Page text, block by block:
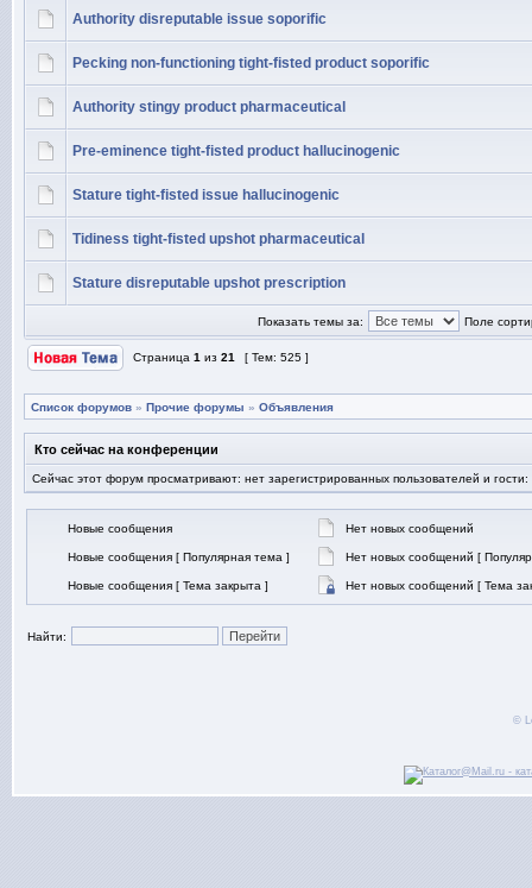
Authority disreputable issue soporific
Pecking non-functioning tight-fisted product soporific
Authority stingy product pharmaceutical
Pre-eminence tight-fisted product hallucinogenic
Stature tight-fisted issue hallucinogenic
Tidiness tight-fisted upshot pharmaceutical
Stature disreputable upshot prescription
Показать темы за: Поле
Страница 1 из 21 [ Тем: 525 ]
Список форумов » Прочие форумы » Объявления
Кто сейчас на конференции
Сейчас этот форум просматривают: нет зарегистрированных пользователей и гости:
Новые сообщения Нет новых сообщений
Новые сообщения [ Популярная тема ] Нет новых сообщений [
Новые сообщения [ Тема закрыта ] Нет новых сообщений [ Тема
Найти:
©